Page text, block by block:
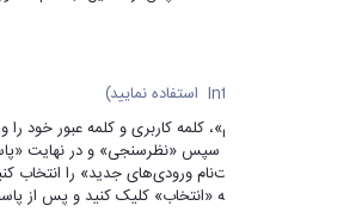
«ورود به سیستم»، کلمه کاربری و کلمه عبور خود را
گزینه «ارزشیابی»، سپس «نظرسنجی» و در نهایت
گزینه «ثبت‌نام ورودی‌های جدید» را
ارائه شده بر روی کلمه «انتخاب» کلیک کنید و پس از